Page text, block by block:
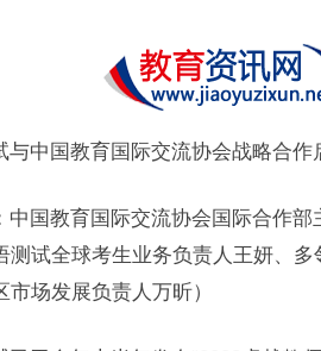
与中国教育国际交流协会战略合作
中国教育国际交流协会国际合作
测试全球考生业务负责人王妍、
场发展负责人万昕）